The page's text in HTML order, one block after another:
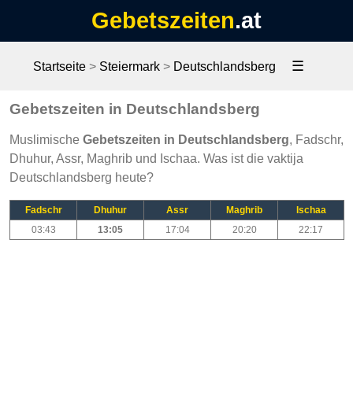
Gebetszeiten.at
Startseite > Steiermark > Deutschlandsberg ☰
Gebetszeiten in Deutschlandsberg
Muslimische Gebetszeiten in Deutschlandsberg, Fadschr,
Dhuhur, Assr, Maghrib und Ischaa. Was ist die vaktija
Deutschlandsberg heute?
Fadschr Dhuhur Assr Maghrib
Ischaa
03:43
13:05 17:04 20:20 22:17